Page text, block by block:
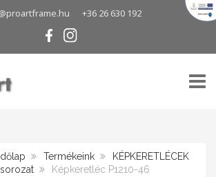
+36 26 630 192
Termékeink
KÉPKERETLÉCEK
sorozat
Képkeretléc P1210-46